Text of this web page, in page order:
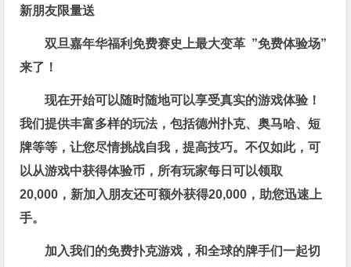
新朋友限量送
双旦嘉年华福利免费赛史上最大变革 ”免费体验场”
来了！
现在开始可以随时随地可以享受真实的游戏体验！
我们提供丰富多样的玩法，包括德州扑克、奥马哈、短
牌等等，让您尽情挑战自我，提高技巧。不仅如此，可
以从游戏中获得体验币，所有玩家每日可以领取
20,000，新加入朋友还可额外获得20,000，助您迅速上
手。
加入我们的免费扑克游戏，和全球的牌手们一起切